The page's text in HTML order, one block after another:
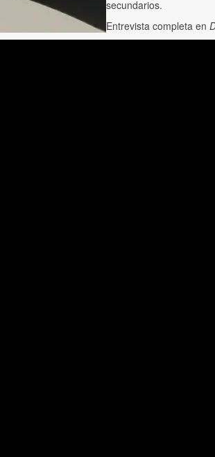
secundarios.
Entrevista completa en